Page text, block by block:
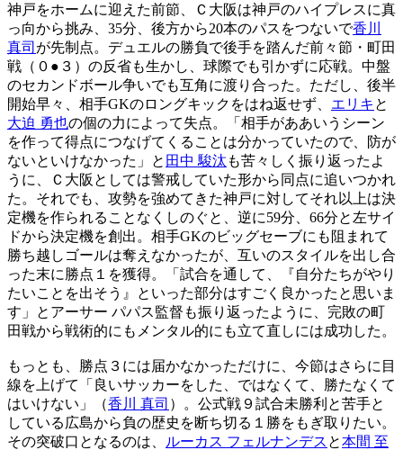
神戸をホームに迎えた前節、Ｃ大阪は神戸のハイプレスに真
っ向から挑み、35分、後方から20本のパスをつないで香川
真司 が先制点。デュエルの勝負で後手を踏んだ前々節・町田
戦（０●３）の反省も生かし、球際でも引かずに応戦。中盤
のセカンドボール争いでも互角に渡り合った。ただし、後半
開始早々、相手GKのロングキックをはね返せず、 エリキ と
大迫 勇也の個の力によって失点。「相手がああいうシーン
を作って得点につなげてくることは分かっていたので、防が
ないといけなかった」と 田中 駿汰 も苦々しく振り返ったよ
うに、Ｃ大阪としては警戒していた形から同点に追いつかれ
た。それでも、攻勢を強めてきた神戸に対してそれ以上は決
定機を作られることなくしのぐと、逆に59分、66分と左サイ
ドから決定機を創出。相手GKのビッグセーブにも阻まれて
勝ち越しゴールは奪えなかったが、互いのスタイルを出し合
った末に勝点１を獲得。「試合を通して、『自分たちがやり
たいことを出そう』といった部分はすごく良かったと思いま
す」とアーサー パパス監督も振り返ったように、完敗の町
田戦から戦術的にもメンタル的にも立て直しには成功した。
もっとも、勝点３には届かなかっただけに、今節はさらに目
線を上げて「良いサッカーをした、ではなくて、勝たなくて
はいけない」（香川 真司 ）。公式戦９試合未勝利と苦手と
している広島から負の歴史を断ち切る１勝をもぎ取りたい。
その突破口となるのは、
ルーカス フェルナンデス と本間 至